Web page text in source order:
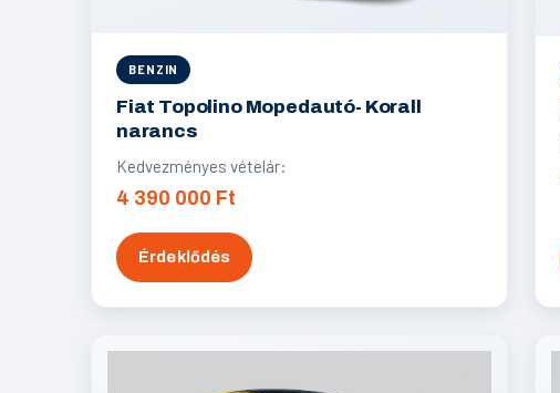
BENZIN
Fiat Topolino Mopedautó- Korall
narancs
Kedvezményes vételár:
4 390 000 Ft
Érdeklődés